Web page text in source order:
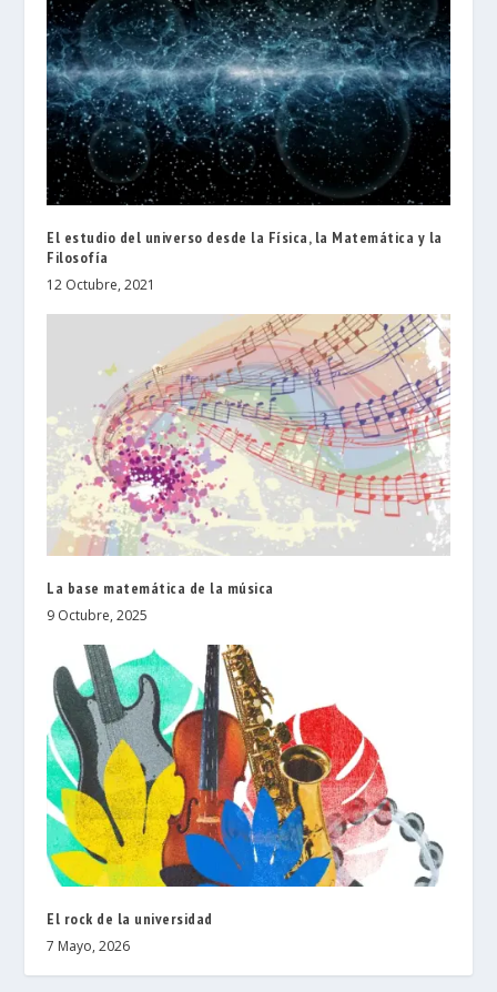
El estudio del universo desde la Física, la Matemática y la
Filosofía
12 Octubre, 2021
La base matemática de la música
9 Octubre, 2025
El rock de la universidad
7 Mayo, 2026